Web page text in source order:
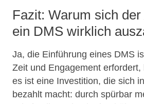
Fazit: Warum sich
ein DMS wirklich
Ja, die Einführung eines DMS
Zeit und Engagement
es ist eine Investition, die sich
bezahlt macht: durch spürbar